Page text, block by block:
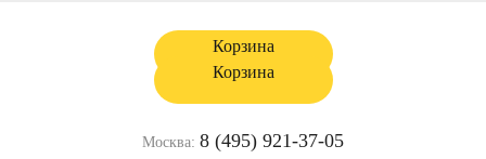
Корзина
Корзина
Москва: 8 (495) 921-37-05